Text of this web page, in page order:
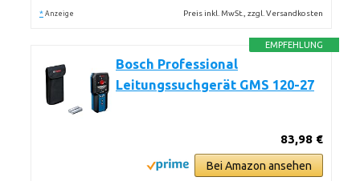
* Anzeige Preis inkl. MwSt., zzgl. Versandkosten
EMPFEHLUNG
Bosch Professional
Leitungssuchgerät GMS 120-27
83,98 €
Bei Amazon ansehen